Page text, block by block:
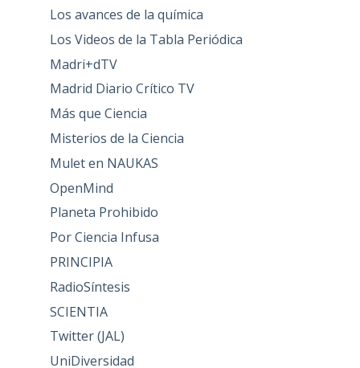
Los avances de la química
Los Videos de la Tabla Periódica
Madri+dTV
Madrid Diario Crítico TV
Más que Ciencia
Misterios de la Ciencia
Mulet en NAUKAS
OpenMind
Planeta Prohibido
Por Ciencia Infusa
PRINCIPIA
RadioSíntesis
SCIENTIA
Twitter (JAL)
UniDiversidad